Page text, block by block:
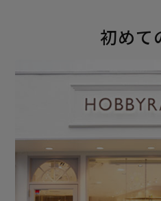
初めて